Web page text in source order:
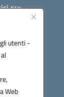
utenti -
Web
su: